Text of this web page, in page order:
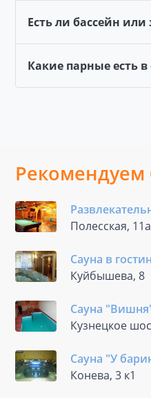
Есть ли бассейн или
Какие парные есть в
Рекомендуем
Полесская, 11а
Сауна в
Куйбышева, 8
Сауна
Кузнецкое
Сауна "У
Конева, 3 к1